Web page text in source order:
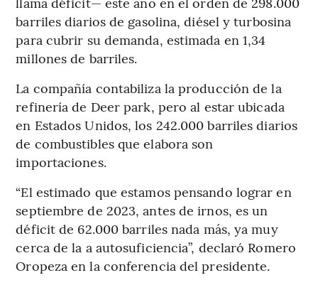
barriles diarios de gasolina, diésel y turbosina
para cubrir su demanda, estimada en 1,34
millones de barriles.
La compañía contabiliza la producción de la
refinería de Deer park, pero al estar ubicada
en Estados Unidos, los 242.000 barriles diarios
de combustibles que elabora son
importaciones.
“El estimado que estamos pensando lograr en
septiembre de 2023, antes de irnos, es un
déficit de 62.000 barriles nada más, ya muy
cerca de la a autosuficiencia”, declaró Romero
Oropeza en la conferencia del presidente.